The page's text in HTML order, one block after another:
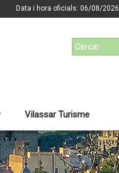
Data i hora oficials: 06/08/2026
Vilassar Turisme